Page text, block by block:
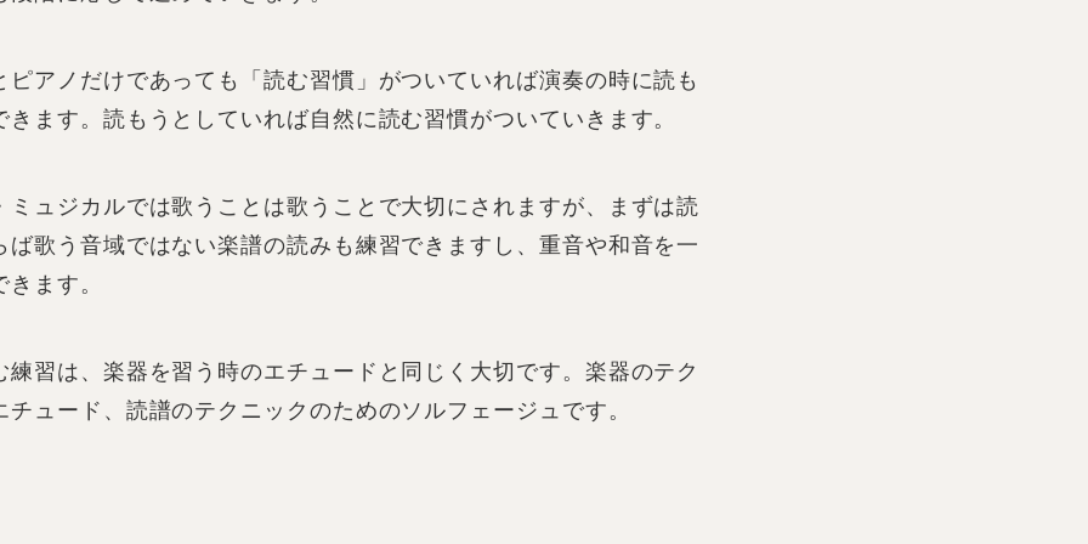
ピアノだけであっても「読む習慣」がついていれば演奏の時に読も
きます。読もうとしていれば自然に読む習慣がついていきます。
ミュジカルでは歌うことは歌うことで大切にされますが、まずは読
ば歌う音域ではない楽譜の読みも練習できますし、重音や和音を一
ます。
練習は、楽器を習う時のエチュードと同じく大切です。楽器のテク
チュード、読譜のテクニックのためのソルフェージュです。